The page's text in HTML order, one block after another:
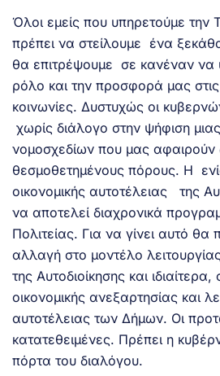
Όλοι εμείς που υπηρετούμε την
πρέπει να στείλουμε ένα
θα επιτρέψουμε σε κανέναν να
ρόλο και την προσφορά μας
κοινωνίες. Δυστυχώς οι
χωρίς διάλογο στην ψήφιση
νομοσχεδίων που μας αφαιρούν
θεσμοθετημένους πόρους. H
οικονομικής αυτοτέλειας της
να αποτελεί διαχρονικά
Πολιτείας. Για να γίνει αυτό θα
αλλαγή στο μοντέλο
της Αυτοδιοίκησης και
οικονομικής ανεξαρτησίας και
αυτοτέλειας των Δήμων. Οι
κατατεθειμένες. Πρέπει η
πόρτα του διαλόγου.